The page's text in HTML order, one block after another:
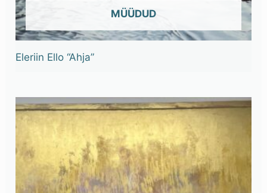
OUT OF STOCK
Eleriin Ello “Ahja”